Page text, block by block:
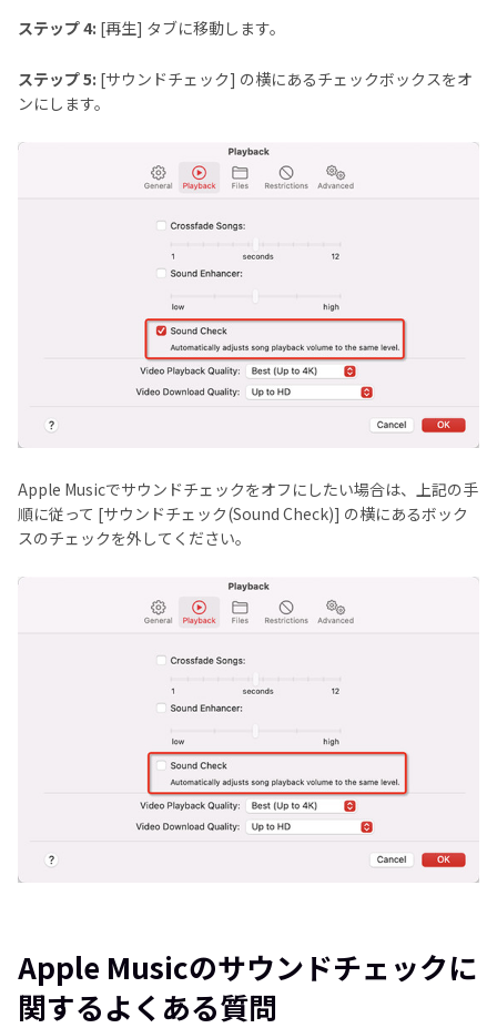
ステップ 4: [再生] タブに移動します。
ステップ 5: [サウンドチェック] の横にあるチェックボックスをオ
ンにします。
Apple Musicでサウンドチェックをオフにしたい場合は、上記の手
順に従って [サウンドチェック(Sound Check)] の横にあるボック
スのチェックを外してください。
Apple Musicのサウンドチェックに
関するよくある質問